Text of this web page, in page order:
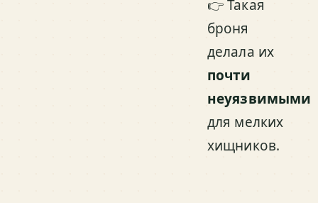
👉 Такая
броня
делала их
почти
неуязвимыми
для мелких
хищников.